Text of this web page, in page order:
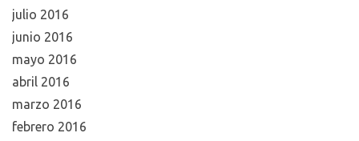
julio 2016
junio 2016
mayo 2016
abril 2016
marzo 2016
febrero 2016